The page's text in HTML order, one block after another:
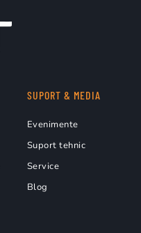
SUPORT & MEDIA
Evenimente
Suport tehnic
Service
Blog